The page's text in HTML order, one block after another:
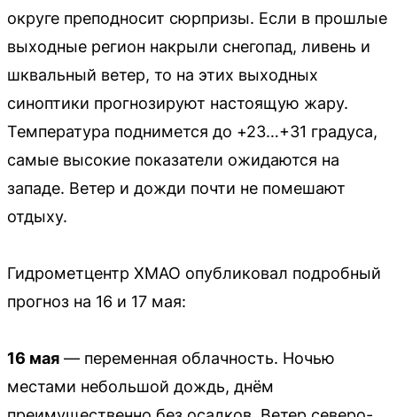
округе преподносит сюрпризы. Если в прошлые
выходные регион накрыли снегопад, ливень и
шквальный ветер, то на этих выходных
синоптики прогнозируют настоящую жару.
Температура поднимется до +23…+31 градуса,
самые высокие показатели ожидаются на
западе. Ветер и дожди почти не помешают
отдыху.
Гидрометцентр ХМАО опубликовал подробный
прогноз на 16 и 17 мая:
16 мая — переменная облачность. Ночью
местами небольшой дождь, днём